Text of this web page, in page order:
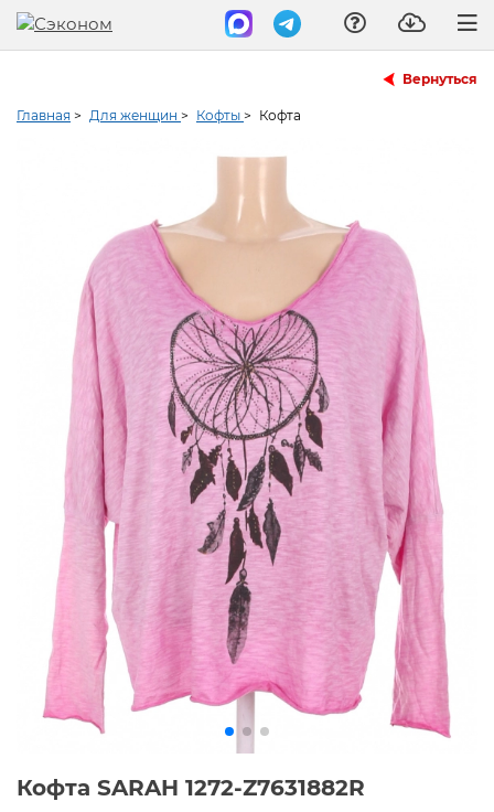
Вернуться
Главная > Для женщин > Кофты > Кофта
Кофта SARAH 1272-Z7631882R